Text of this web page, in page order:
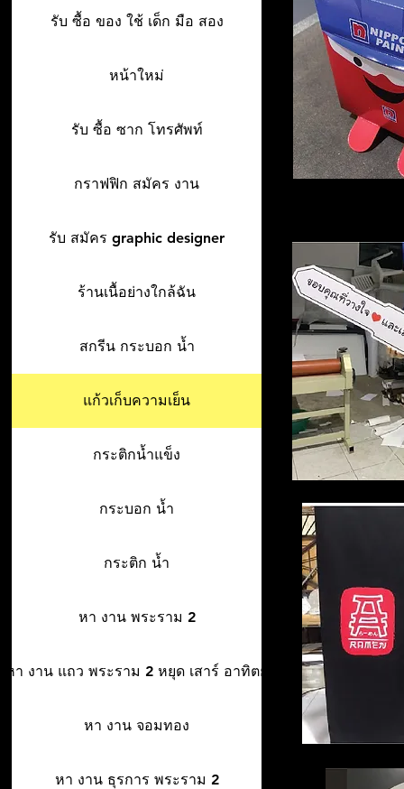
รับ ซื้อ ของ ใช้ เด็ก มือ สอง
หน้าใหม่
รับ ซื้อ ซาก โทรศัพท์
กราฟฟิก สมัคร งาน
รับ สมัคร graphic designer
ร้านเนื้อย่างใกล้ฉัน
สกรีน กระบอก น้ำ
แก้วเก็บความเย็น
กระติกน้ำแข็ง
กระบอก น้ำ
กระติก น้ำ
หา งาน พระราม 2
หา งาน แถว พระราม 2 หยุด เสาร์ อาทิตย์
หา งาน จอมทอง
หา งาน ธุรการ พระราม 2